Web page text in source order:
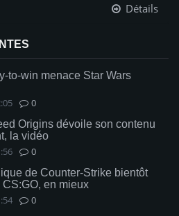
Détails
to-win menace Star Wars
0
Origins dévoile son contenu
la vidéo
0
de Counter-Strike bientôt
en mieux
0